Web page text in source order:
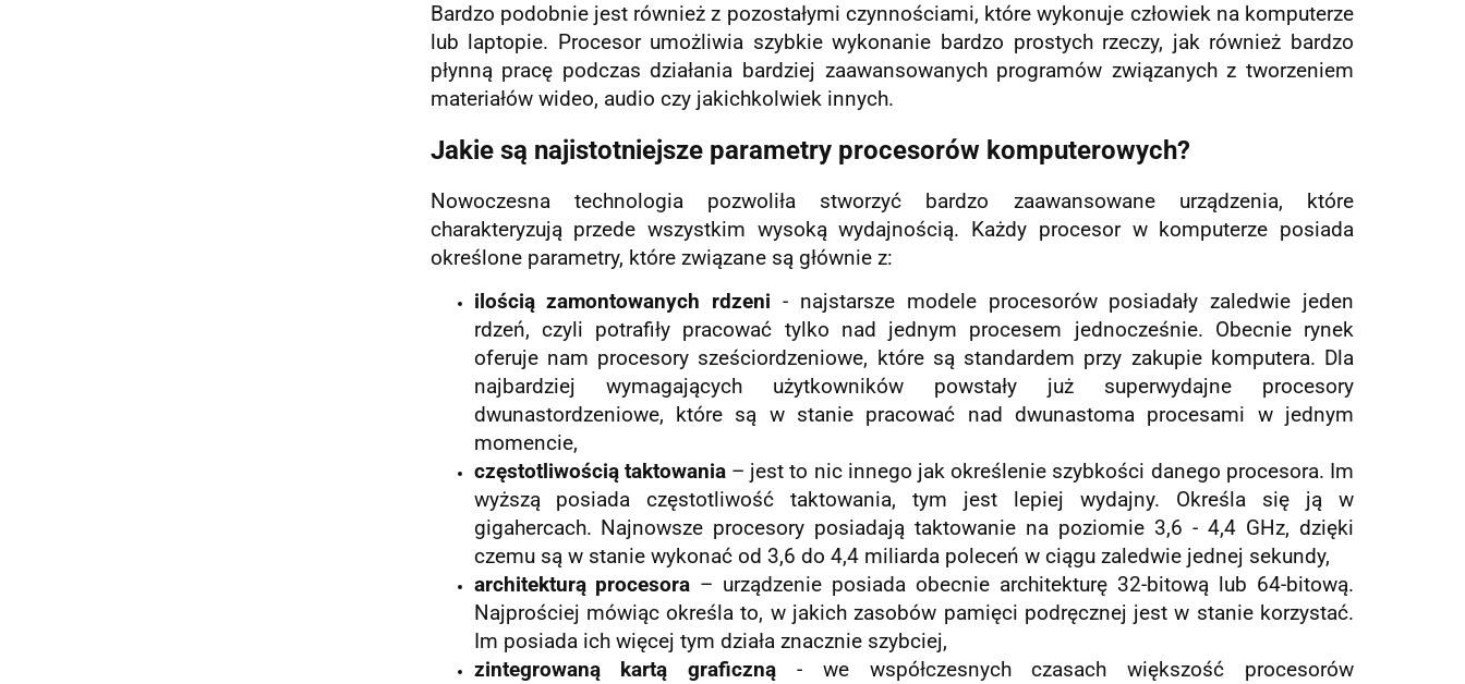
Bardzo podobnie jest również z pozostałymi czynnościami, które wykonuje człowiek na komputerze
lub laptopie. Procesor umożliwia szybkie wykonanie bardzo prostych rzeczy, jak również bardzo
płynną pracę podczas działania bardziej zaawansowanych programów związanych z tworzeniem
materiałów wideo, audio czy jakichkolwiek innych.
Jakie są najistotniejsze parametry procesorów komputerowych?
Nowoczesna technologia pozwoliła stworzyć bardzo zaawansowane urządzenia, które
charakteryzują przede wszystkim wysoką wydajnością. Każdy procesor w komputerze posiada
określone parametry, które związane są głównie z:
ilością zamontowanych rdzeni - najstarsze modele procesorów posiadały zaledwie jeden
rdzeń, czyli potrafiły pracować tylko nad jednym procesem jednocześnie. Obecnie rynek
oferuje nam procesory sześciordzeniowe, które są standardem przy zakupie komputera. Dla
najbardziej wymagających użytkowników powstały już superwydajne procesory
dwunastordzeniowe, które są w stanie pracować nad dwunastoma procesami w jednym
momencie,
częstotliwością taktowania– jest to nic innego jak określenie szybkości danego procesora. Im
wyższą posiada częstotliwość taktowania, tym jest lepiej wydajny. Określa się ją w
gigahercach. Najnowsze procesory posiadają taktowanie na poziomie 3,6 - 4,4 GHz, dzięki
czemu są w stanie wykonać od 3,6 do 4,4 miliarda poleceń w ciągu zaledwie jednej sekundy,
architekturą procesora – urządzenie posiada obecnie architekturę 32-bitową lub 64-bitową.
Najprościej mówiąc określa to, w jakich zasobów pamięci podręcznej jest w stanie korzystać.
Im posiada ich więcej tym działa znacznie szybciej,
zintegrowaną kartą graficzną - we współczesnych czasach większość procesorów